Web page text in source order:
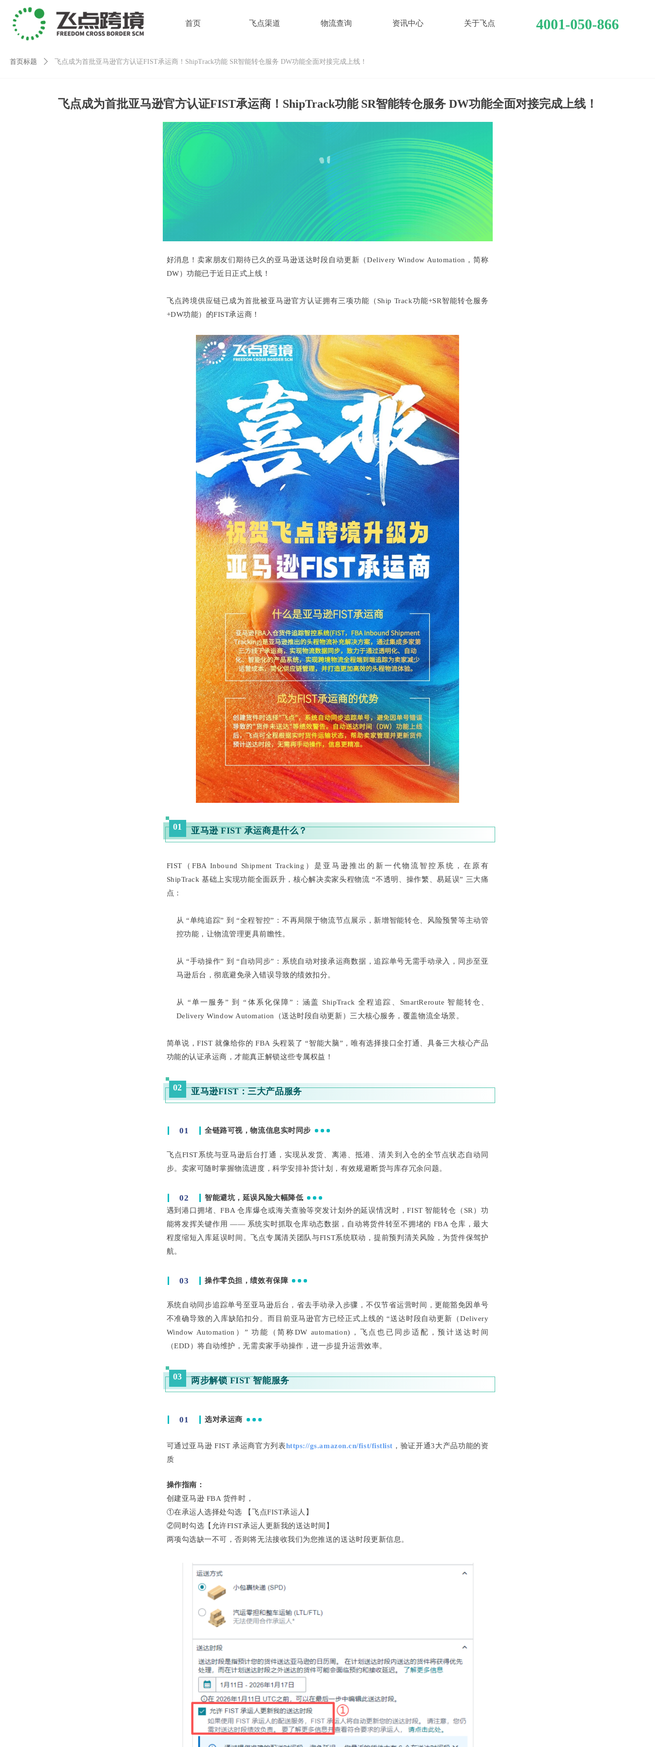
首页
首页
飞点渠道
飞点渠道
物流查询
物流查询
资讯中心 关于飞点 4001-050-866
首页标题 ꄲ 飞点成为首批亚马逊官方认证FIST承运商！ShipTrack功能 SR智能转仓服务 DW功能全面对接完成上线！
飞点成为首批亚马逊官方认证FIST承运商！ShipTrack功能 SR智能转仓服务 DW功能全面对接完成上线！
好消息！卖家朋友们期待已久的亚马逊送达时段自动更新（Delivery Window Automation，简称
DW）功能已于近日正式上线！
飞点跨境供应链已成为首批被亚马逊官方认证拥有三项功能（Ship Track功能+SR智能转仓服务
+DW功能）的FIST承运商！
01 亚马逊 FIST 承运商是什么？
FIST（FBA Inbound Shipment Tracking）是亚马逊推出的新一代物流智控系统，在原有
ShipTrack 基础上实现功能全面跃升，核心解决卖家头程物流 “不透明、操作繁、易延误” 三大痛
点：
从 “单纯追踪” 到 “全程智控”：不再局限于物流节点展示，新增智能转仓、风险预警等主动管
控功能，让物流管理更具前瞻性。
从 “手动操作” 到 “自动同步”：系统自动对接承运商数据，追踪单号无需手动录入，同步至亚
马逊后台，彻底避免录入错误导致的绩效扣分。
从 “单一服务” 到 “体系化保障”：涵盖 ShipTrack 全程追踪、SmartReroute 智能转仓、
Delivery Window Automation（送达时段自动更新）三大核心服务，覆盖物流全场景。
简单说，FIST 就像给你的 FBA 头程装了 “智能大脑”，唯有选择接口全打通、具备三大核心产品
功能的认证承运商，才能真正解锁这些专属权益！
02 亚马逊FIST：三大产品服务
01 全链路可视，物流信息实时同步
飞点FIST系统与亚马逊后台打通，实现从发货、离港、抵港、清关到入仓的全节点状态自动同
步。卖家可随时掌握物流进度，科学安排补货计划，有效规避断货与库存冗余问题。
02
智能避坑，延误风险大幅降低
遇到港口拥堵、FBA 仓库爆仓或海关查验等突发计划外的延误情况时，FIST 智能转仓（SR）功
能将发挥关键作用 —— 系统实时抓取仓库动态数据，自动将货件转至不拥堵的 FBA 仓库，最大
程度缩短入库延误时间。飞点专属清关团队与FIST系统联动，提前预判清关风险，为货件保驾护
航。
03 操作零负担，绩效有保障
系统自动同步追踪单号至亚马逊后台，省去手动录入步骤，不仅节省运营时间，更能豁免因单号
不准确导致的入库缺陷扣分。而目前亚马逊官方已经正式上线的 “送达时段自动更新（Delivery
Window Automation）” 功能（简称DW automation)，飞点也已同步适配，预计送达时间
（EDD）将自动维护，无需卖家手动操作，进一步提升运营效率。
03 两步解锁 FIST 智能服务
01 选对承运商
可通过亚马逊 FIST 承运商官方列表https://gs.amazon.cn/fist/fistlist ，验证开通3大产品功能的资
质
操作指南：
创建亚马逊 FBA 货件时，
①在承运人选择处勾选 【飞点FIST承运人】
②同时勾选【允许FIST承运人更新我的送达时间】
两项勾选缺一不可，否则将无法接收我们为您推送的送达时段更新信息。